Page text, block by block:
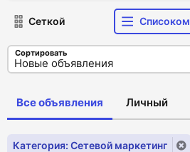
Сеткой Списоком
Сортировать
Все объявления Личный
Категория: Сетевой маркетинг